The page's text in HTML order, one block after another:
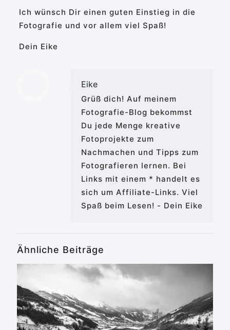
Ich wünsch Dir einen guten Einstieg in die
Fotografie und vor allem viel Spaß!
Dein Eike
Eike
Grüß dich! Auf meinem
Fotografie-Blog bekommst
Du jede Menge kreative
Fotoprojekte zum
Nachmachen und Tipps zum
Fotografieren lernen. Bei
Links mit einem * handelt es
sich um Affiliate-Links. Viel
Spaß beim Lesen! - Dein Eike
Ähnliche Beiträge